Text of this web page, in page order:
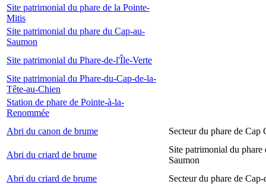
Site patrimonial du phare de la Pointe-
Mitis
Site patrimonial du phare du Cap-au-
Saumon
Site patrimonial du Phare-de-l'Île-Verte
Site patrimonial du Phare-du-Cap-de-la-
Tête-au-Chien
Station de phare de Pointe-à-la-
Renommée
Abri du canon de brume
Secteur du phare de Cap
Abri du criard de brume
Site patrimonial du phare
Saumon
Abri du criard de brume
Secteur du phare de Cap-